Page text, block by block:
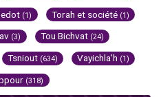
(1) Torah et société (1)
(3) Tou Bichvat (24)
Tsniout (634) Vayichla'h (1)
(318)